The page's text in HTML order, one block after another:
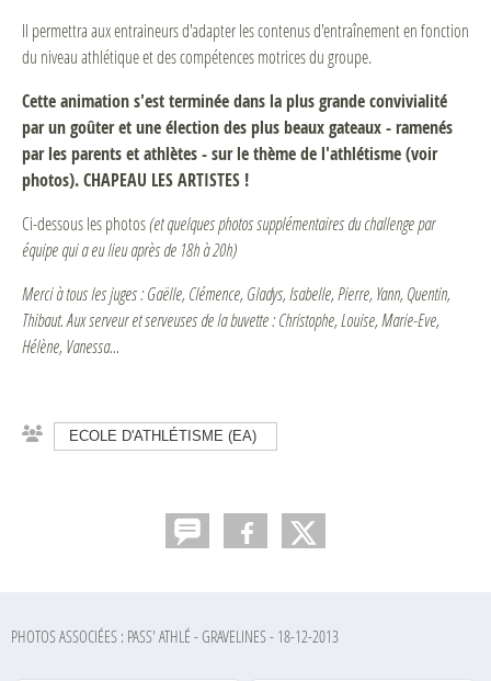
Il permettra aux entraineurs d'adapter les contenus d'entraînement en fonction
du niveau athlétique et des compétences motrices du groupe.
Cette animation s'est terminée dans la plus grande convivialité
par un goûter et une élection des plus beaux gateaux - ramenés
par les parents et athlètes - sur le thème de l'athlétisme (voir
photos). CHAPEAU LES ARTISTES !
Ci-dessous les photos(et quelques photos supplémentaires du challenge par
équipe qui a eu lieu après de 18h à 20h)
Merci à tous les juges : Gaëlle, Clémence, Gladys, Isabelle, Pierre, Yann, Quentin,
Thibaut. Aux serveur et serveuses de la buvette : Christophe, Louise, Marie-Eve,
Hélène, Vanessa...
ECOLE D'ATHLÉTISME (EA)
PHOTOS ASSOCIÉES : PASS' ATHLÉ - GRAVELINES - 18-12-2013